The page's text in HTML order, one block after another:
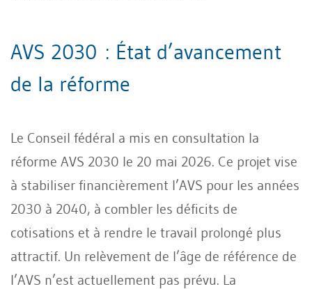
AVS 2030 : État d’avancement
de la réforme
Le Conseil fédéral a mis en consultation la
réforme AVS 2030 le 20 mai 2026. Ce projet vise
à stabiliser financièrement l’AVS pour les années
2030 à 2040, à combler les déficits de
cotisations et à rendre le travail prolongé plus
attractif. Un relèvement de l’âge de référence de
l’AVS n’est actuellement pas prévu. La